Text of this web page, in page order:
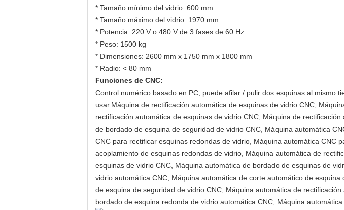
* Tamaño mínimo del vidrio: 600 mm
* Tamaño máximo del vidrio: 1970 mm
* Potencia: 220 V o 480 V de 3 fases de 60 Hz
* Peso: 1500 kg
* Dimensiones: 2600 mm x 1750 mm x 1800 mm
* Radio: < 80 mm
Funciones de CNC:
Control numérico basado en PC, puede afilar / pulir dos esquinas al mismo
usar. Máquina de rectificación automática de esquinas de vidrio CNC,
rectificación automática de esquinas de vidrio CNC, Máquina de
de bordado de esquina de seguridad de vidrio CNC, Máquina automática
CNC para rectificar esquinas redondas de vidrio, Máquina automática
acoplamiento de esquinas redondas de vidrio, Máquina automática de
esquinas de vidrio CNC, Máquina automática de bordado de esquinas de
vidrio automática CNC, Máquina automática de corte automático de
de esquina de seguridad de vidrio CNC, Máquina automática de
bordado de esquina redonda de vidrio automática CNC, Máquina